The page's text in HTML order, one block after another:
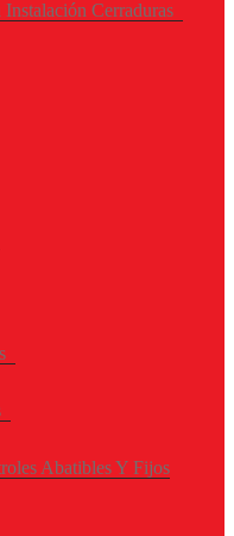
Instalación Cerraduras
Abatibles Y Fijos